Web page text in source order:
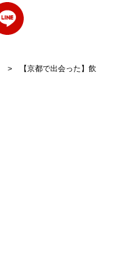
【京都で出会った】飲